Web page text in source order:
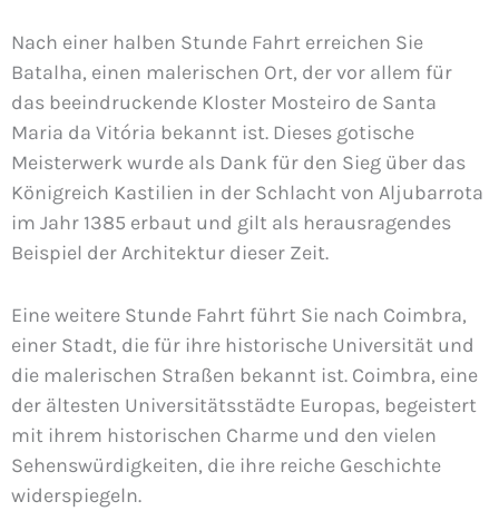
Nach einer halben Stunde Fahrt erreichen Sie
Batalha, einen malerischen Ort, der vor allem für
das beeindruckende Kloster Mosteiro de Santa
Maria da Vitória bekannt ist. Dieses gotische
Meisterwerk wurde als Dank für den Sieg über das
Königreich Kastilien in der Schlacht von Aljubarrota
im Jahr 1385 erbaut und gilt als herausragendes
Beispiel der Architektur dieser Zeit.
Eine weitere Stunde Fahrt führt Sie nach Coimbra,
einer Stadt, die für ihre historische Universität und
die malerischen Straßen bekannt ist. Coimbra, eine
der ältesten Universitätsstädte Europas, begeistert
mit ihrem historischen Charme und den vielen
Sehenswürdigkeiten, die ihre reiche Geschichte
widerspiegeln.